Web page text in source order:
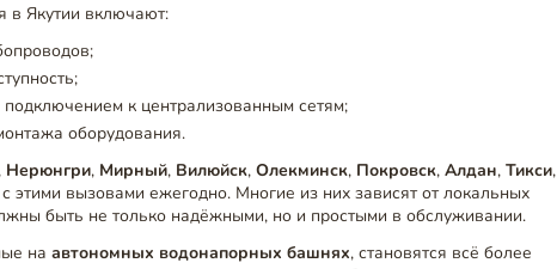
в Якутии включают:
к централизованным сетям;
оборудования.
, Нерюнгри, Мирный, Вилюйск,Олекминск, Покровск,Алдан,Тикси,
с этими вызовами ежегодно. Многие из них зависят от локальных
быть не только надёжными, но и простыми в обслуживании.
наавтономных водонапорных башнях, становятся всё более